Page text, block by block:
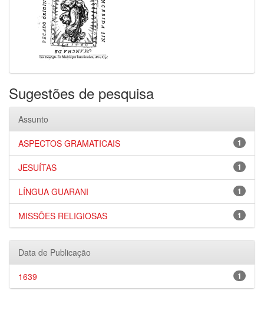
Sugestões de pesquisa
Assunto
1
ASPECTOS GRAMATICAIS
1
JESUÍTAS
1
LÍNGUA GUARANI
1
MISSÕES RELIGIOSAS
Data de Publicação
1
1639